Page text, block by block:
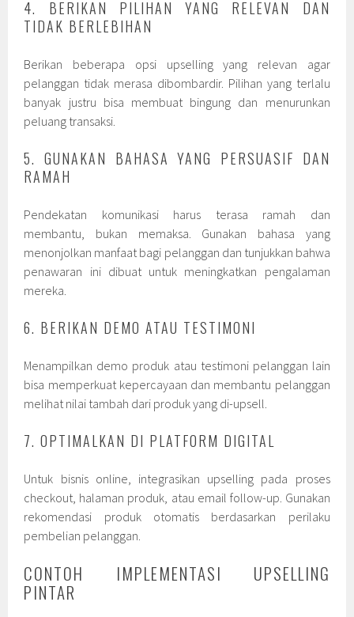
4. BERIKAN PILIHAN YANG RELEVAN DAN
TIDAK BERLEBIHAN
Berikan beberapa opsi upselling yang relevan agar
pelanggan tidak merasa dibombardir. Pilihan yang terlalu
banyak justru bisa membuat bingung dan menurunkan
peluang transaksi.
5. GUNAKAN BAHASA YANG PERSUASIF DAN
RAMAH
Pendekatan komunikasi harus terasa ramah dan
membantu, bukan memaksa. Gunakan bahasa yang
menonjolkan manfaat bagi pelanggan dan tunjukkan bahwa
penawaran ini dibuat untuk meningkatkan pengalaman
mereka.
6. BERIKAN DEMO ATAU TESTIMONI
Menampilkan demo produk atau testimoni pelanggan lain
bisa memperkuat kepercayaan dan membantu pelanggan
melihat nilai tambah dari produk yang di-upsell.
7. OPTIMALKAN DI PLATFORM DIGITAL
Untuk bisnis online, integrasikan upselling pada proses
checkout, halaman produk, atau email follow-up. Gunakan
rekomendasi produk otomatis berdasarkan perilaku
pembelian pelanggan.
CONTOH IMPLEMENTASI UPSELLING
PINTAR